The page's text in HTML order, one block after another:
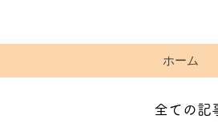
ホーム
全ての記